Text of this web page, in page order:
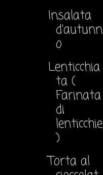
Insalata
d'autunn
o
Lenticchia
ta (
Farinata
di
lenticchie
)
Torta al